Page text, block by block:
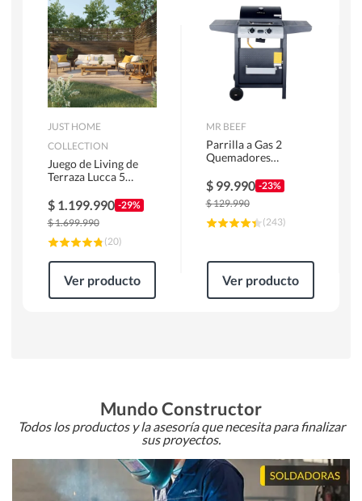
JUST HOME
COLLECTION
Juego de Living de
Terraza Lucca 5
$ 1.199.990 -29%
$1.699.990
(20)
Ver producto
MR BEEF
Parrilla a Gas 2
Quemadores
$ 99.990 -23%
$129.990
(243)
Ver producto
Mundo Constructor
Todos los productos y la asesoría que necesita para finalizar
sus proyectos.